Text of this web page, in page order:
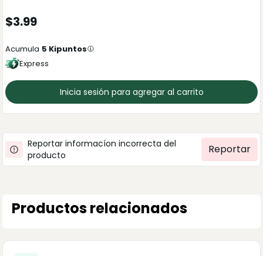
$3.99
Acumula 5 Kipuntos
Express
Inicia sesión para agregar al carrito
Reportar informacíon incorrecta del
producto
Reportar
Productos relacionados